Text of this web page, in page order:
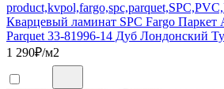
Кварцевый ламинат SPC Fargo Паркет
Parquet 33-81996-14 Дуб Лондонский
1 290₽/м2